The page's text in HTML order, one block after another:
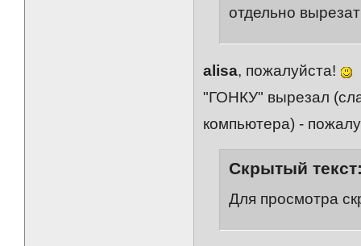
отдельно
alisa, пожалуйста!
"ГОНКУ" вырезал
компьютера) -
Скрытый
Для просмотра